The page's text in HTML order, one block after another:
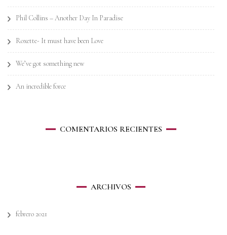
Phil Collins – Another Day In Paradise
Roxette- It must have been Love
We’ve got something new
An incredible force
COMENTARIOS RECIENTES
ARCHIVOS
febrero 2021